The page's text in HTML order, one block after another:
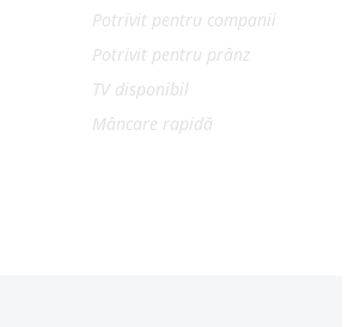
Potrivit pentru companii
Potrivit pentru prânz
TV disponibil
Mâncare rapidă